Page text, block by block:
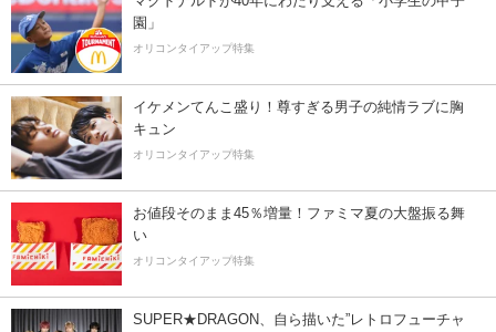
園」
オリコンタイアップ特集
イケメンてんこ盛り！尊すぎる男子の純情ラブに胸
キュン
オリコンタイアップ特集
お値段そのまま45％増量！ファミマ夏の大盤振る舞
い
オリコンタイアップ特集
SUPER★DRAGON、自ら描いた”レトロフューチャ